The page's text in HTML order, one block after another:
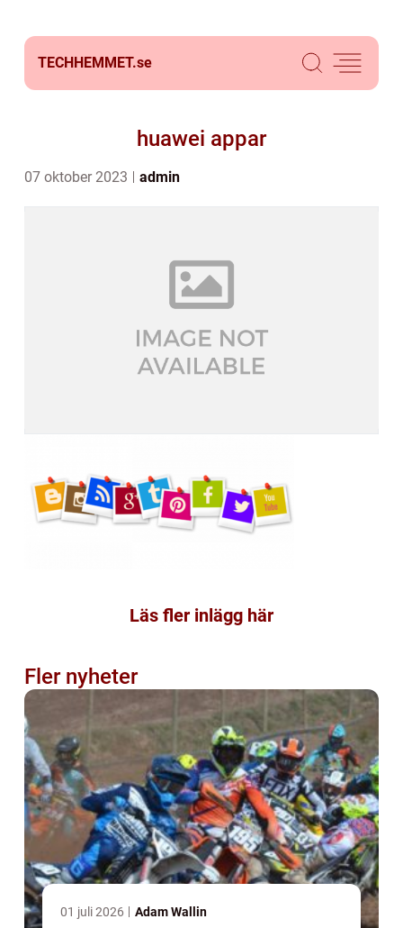
TECHHEMMET.se
huawei appar
07 oktober 2023 admin
Läs fler inlägg här
Fler nyheter
01 juli 2026 Adam Wallin